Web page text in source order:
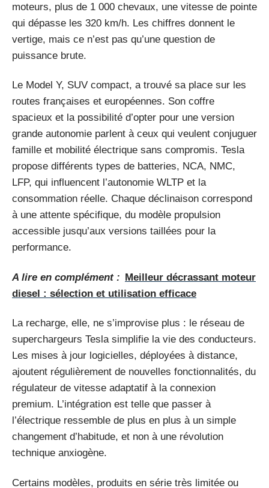
moteurs, plus de 1 000 chevaux, une vitesse de pointe
qui dépasse les 320 km/h. Les chiffres donnent le
vertige, mais ce n’est pas qu’une question de
puissance brute.
Le Model Y, SUV compact, a trouvé sa place sur les
routes françaises et européennes. Son coffre
spacieux et la possibilité d’opter pour une version
grande autonomie parlent à ceux qui veulent conjuguer
famille et mobilité électrique sans compromis. Tesla
propose différents types de batteries, NCA, NMC,
LFP, qui influencent l’autonomie WLTP et la
consommation réelle. Chaque déclinaison correspond
à une attente spécifique, du modèle propulsion
accessible jusqu’aux versions taillées pour la
performance.
A lire en complément : Meilleur décrassant moteur
diesel : sélection et utilisation efficace
La recharge, elle, ne s’improvise plus : le réseau de
superchargeurs Tesla simplifie la vie des conducteurs.
Les mises à jour logicielles, déployées à distance,
ajoutent régulièrement de nouvelles fonctionnalités, du
régulateur de vitesse adaptatif à la connexion
premium. L’intégration est telle que passer à
l’électrique ressemble de plus en plus à un simple
changement d’habitude, et non à une révolution
technique anxiogène.
Certains modèles, produits en série très limitée ou